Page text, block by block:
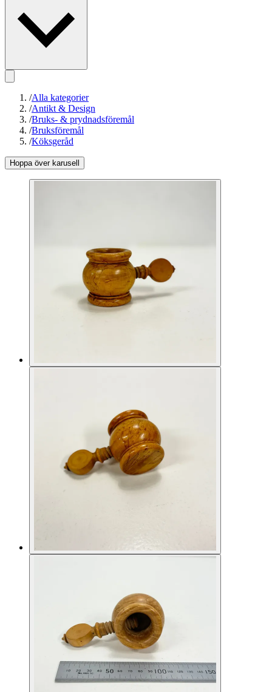
/Alla kategorier
/Antikt & Design
/Bruks- & prydnadsföremål
/Bruksföremål
/Köksgeråd
Hoppa över karusell